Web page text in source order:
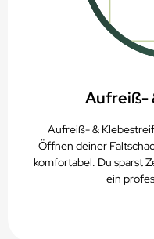
Aufreiß-
Aufreiß- &
Öffnen deiner
komfortabel. Du sparst
ein